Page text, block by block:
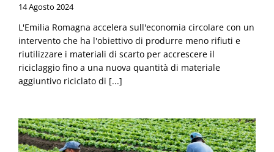
14 Agosto 2024
L'Emilia Romagna accelera sull'economia circolare con un
intervento che ha l'obiettivo di produrre meno rifiuti e
riutilizzare i materiali di scarto per accrescere il
riciclaggio fino a una nuova quantità di materiale
aggiuntivo riciclato di [...]